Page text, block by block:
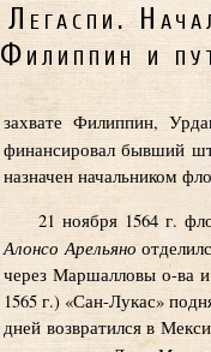
Легаспи.
Филиппин и
захвате Филиппин,
финансировал бывший
назначен начальником
21 ноября 1564 г.
Алонсо Арельяно
через Маршалловы о-ва
1565 г.) «Сан-Лукас»
дней возвратился в